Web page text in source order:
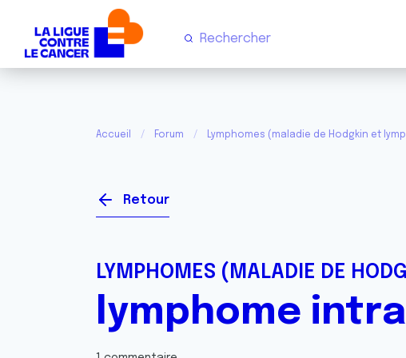
Accueil Forum Lymphomes (maladie de Hodgkin et
Retour
LYMPHOMES (MALADIE DE
lymphome